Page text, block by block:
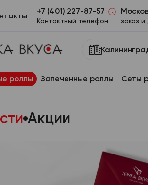
+7 (401) 227-87-57
Контактный телефон заказ
роллы Запеченные роллы Сеты
Акции